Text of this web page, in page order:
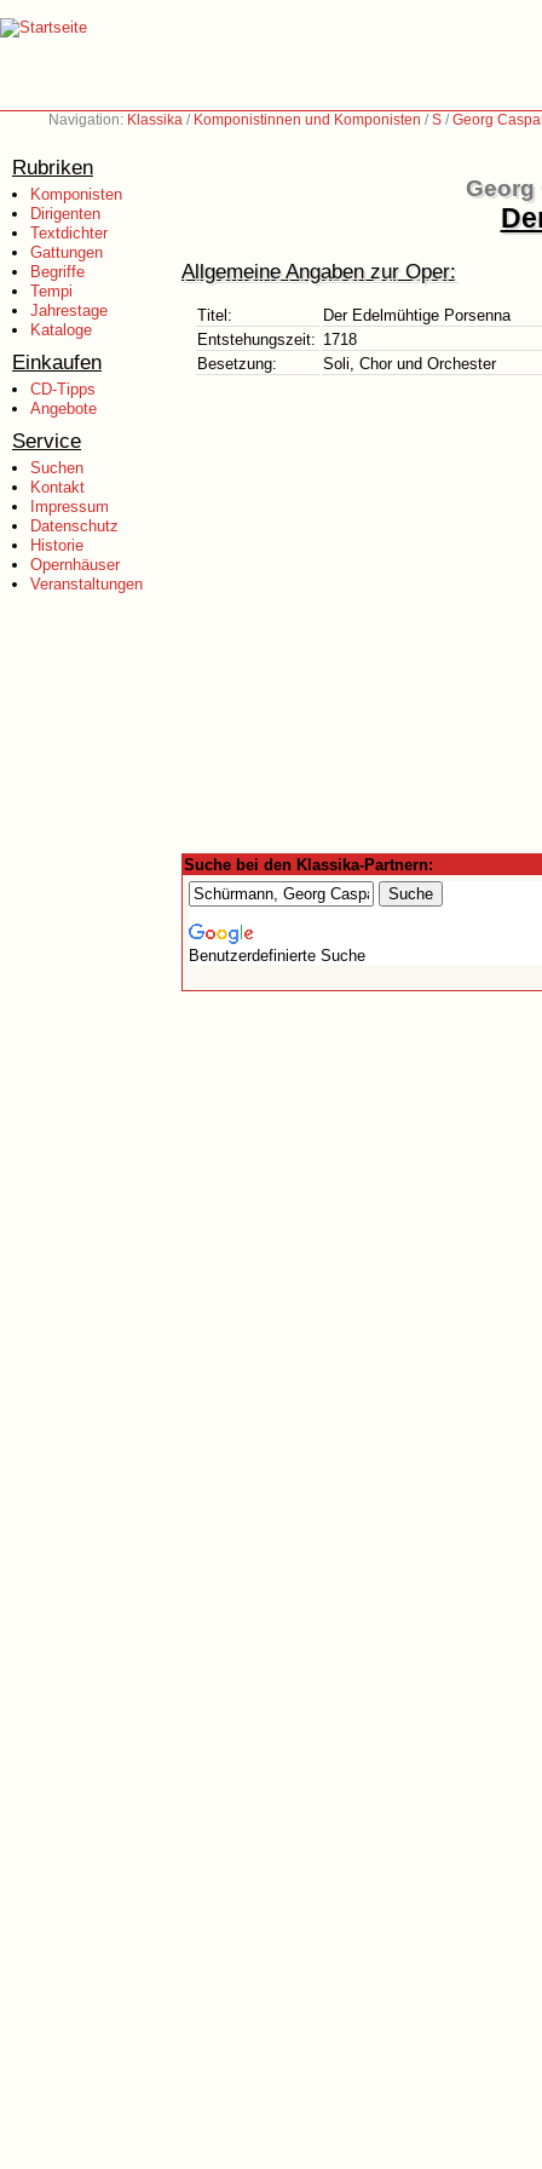
Navigation: Klassika / Komponistinnen und Komponisten /S /Georg
Rubriken
Komponisten
Dirigenten
Textdichter
Gattungen
Begriffe
Tempi
Jahrestage
Kataloge
Einkaufen
CD-Tipps
Angebote
Service
Suchen
Kontakt
Impressum
Datenschutz
Historie
Opernhäuser
Veranstaltungen
Georg
Allgemeine Angaben zur Oper:
Titel:
Der Edelmühtige Porsenna
Entstehungszeit: 1718
Besetzung:
Soli, Chor und Orchester
Suche bei den Klassika-Partnern:
Benutzerdefinierte Suche